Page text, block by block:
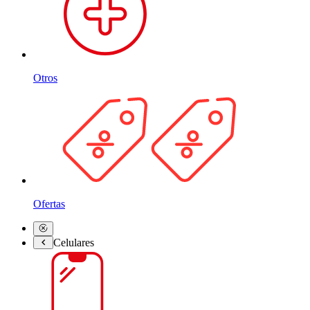
Otros
Ofertas
Celulares